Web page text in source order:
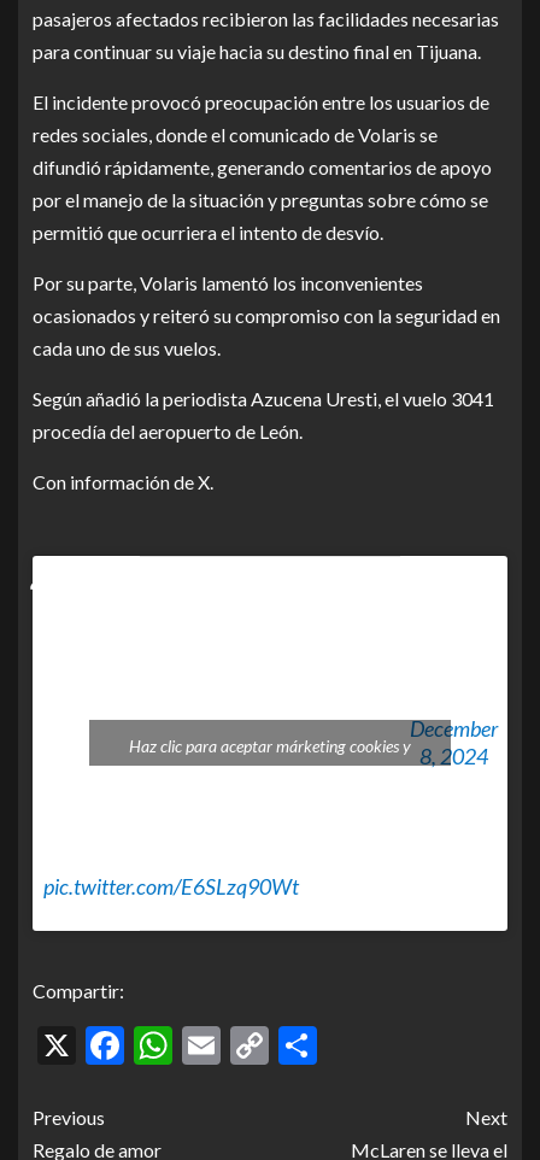
pasajeros afectados recibieron las facilidades necesarias
para continuar su viaje hacia su destino final en Tijuana.
El incidente provocó preocupación entre los usuarios de
redes sociales, donde el comunicado de Volaris se
difundió rápidamente, generando comentarios de apoyo
por el manejo de la situación y preguntas sobre cómo se
permitió que ocurriera el intento de desvío.
Por su parte, Volaris lamentó los inconvenientes
ocasionados y reiteró su compromiso con la seguridad en
cada uno de sus vuelos.
Según añadió la periodista Azucena Uresti, el vuelo 3041
procedía del aeropuerto de León.
Con información de X.
apoderarse de manera ilícita
de la aeronave para desviarla
hacia EEUU por lo que la
pic.twitter.com/E6SLzq90Wt
— Azucena
Uresti
(@azucenau)
December
8, 2024
Haz clic para aceptar márketing cookies y
Compartir:
X Facebook
WhatsApp
Email
Copy
Previous
Regalo de amor
Next
McLaren se lleva el